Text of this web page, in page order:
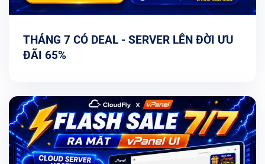
THÁNG 7 CÓ DEAL - SERVER LÊN ĐỜI ƯU
ĐÃI 65%